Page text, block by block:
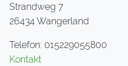
Strandweg 7
26434 Wangerland
Telefon: 015229055800
Kontakt